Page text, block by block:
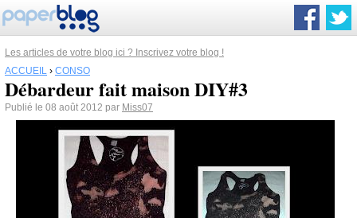
Les articles de votre blog ici ? Inscrivez votre blog !
ACCUEIL › CONSO
Débardeur fait maison DIY#3
Publié le 08 août 2012 par Miss07